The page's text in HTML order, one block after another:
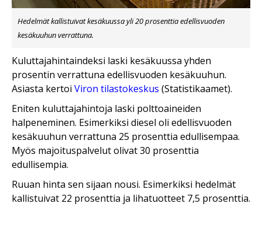
Hedelmät kallistuivat kesäkuussa yli 20 prosenttia edellisvuoden
kesäkuuhun verrattuna.
Kuluttajahintaindeksi laski kesäkuussa yhden
prosentin verrattuna edellisvuoden kesäkuuhun.
Asiasta kertoi Viron tilastokeskus (Statistikaamet).
Eniten kuluttajahintoja laski polttoaineiden
halpeneminen. Esimerkiksi diesel oli edellisvuoden
kesäkuuhun verrattuna 25 prosenttia edullisempaa.
Myös majoituspalvelut olivat 30 prosenttia
edullisempia.
Ruuan hinta sen sijaan nousi. Esimerkiksi hedelmät
kallistuivat 22 prosenttia ja lihatuotteet 7,5 prosenttia.